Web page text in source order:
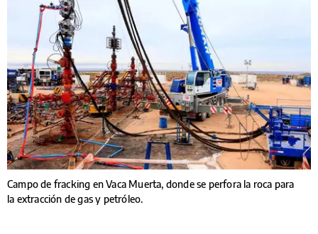
Campo de fracking en Vaca Muerta, donde se perfora la roca para
la extracción de gas y petróleo.